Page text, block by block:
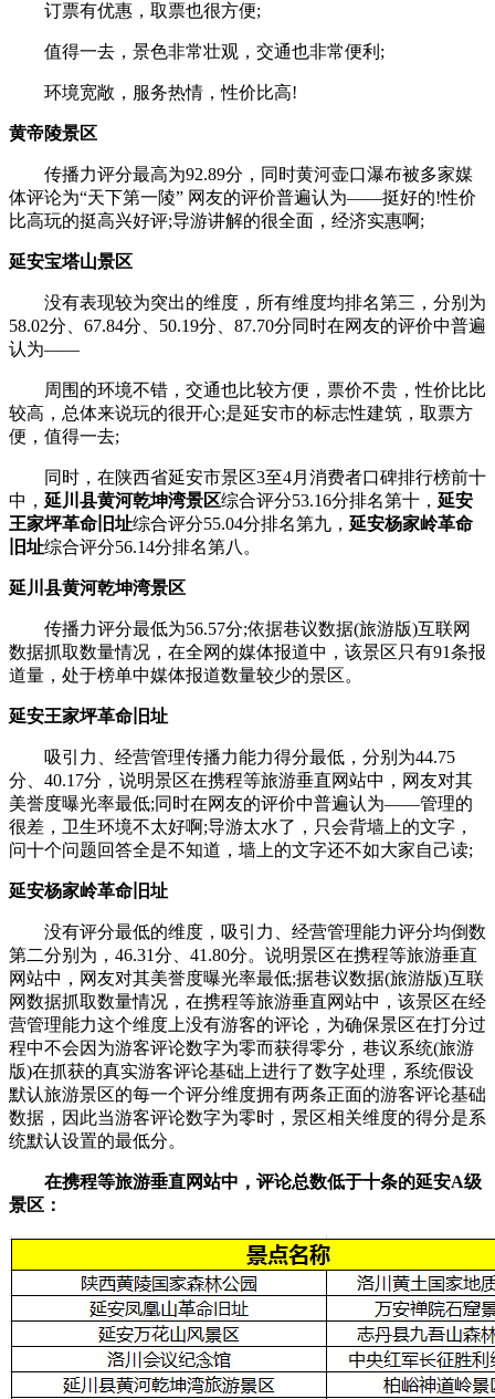
订票有优惠，取票也很方便;
值得一去，景色非常壮观，交通也非常便利;
环境宽敞，服务热情，性价比高!
黄帝陵景区
传播力评分最高为92.89分，同时黄河壶口瀑布被多家媒
体评论为“天下第一陵” 网友的评价普遍认为——挺好的!性价
比高玩的挺高兴好评;导游讲解的很全面，经济实惠啊;
延安宝塔山景区
没有表现较为突出的维度，所有维度均排名第三，分别为
58.02分、67.84分、50.19分、87.70分同时在网友的评价中普遍
认为——
周围的环境不错，交通也比较方便，票价不贵，性价比比
较高，总体来说玩的很开心;是延安市的标志性建筑，取票方
便，值得一去;
同时，在陕西省延安市景区3至4月消费者口碑排行榜前十
中， 延川县黄河乾坤湾景区综合评分53.16分排名第十， 延安
王家坪革命旧址综合评分55.04分排名第九， 延安杨家岭革命
旧址综合评分56.14分排名第八。
延川县黄河乾坤湾景区
传播力评分最低为56.57分;依据巷议数据(旅游版)互联网
数据抓取数量情况，在全网的媒体报道中，该景区只有91条报
道量，处于榜单中媒体报道数量较少的景区。
延安王家坪革命旧址
吸引力、经营管理传播力能力得分最低，分别为44.75
分、40.17分，说明景区在携程等旅游垂直网站中，网友对其
美誉度曝光率最低;同时在网友的评价中普遍认为——管理的
很差，卫生环境不太好啊;导游太水了，只会背墙上的文字，
问十个问题回答全是不知道，墙上的文字还不如大家自己读;
延安杨家岭革命旧址
没有评分最低的维度，吸引力、经营管理能力评分均倒数
第二分别为，46.31分、41.80分。说明景区在携程等旅游垂直
网站中，网友对其美誉度曝光率最低;据巷议数据(旅游版)互联
网数据抓取数量情况，在携程等旅游垂直网站中，该景区在经
营管理能力这个维度上没有游客的评论，为确保景区在打分过
程中不会因为游客评论数字为零而获得零分，巷议系统(旅游
版)在抓获的真实游客评论基础上进行了数字处理，系统假设
默认旅游景区的每一个评分维度拥有两条正面的游客评论基础
数据，因此当游客评论数字为零时，景区相关维度的得分是系
统默认设置的最低分。
在携程等旅游垂直网站中，评论总数低于十条的延安A级
景区：